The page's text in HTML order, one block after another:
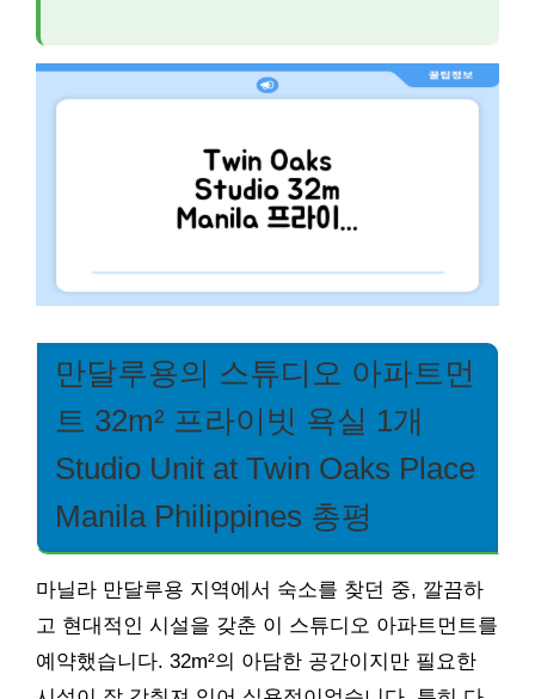
만달루용의 스튜디오 아파트먼
트 32m² 프라이빗 욕실 1개
Studio Unit at Twin Oaks Place
Manila Philippines 총평
마닐라 만달루용 지역에서 숙소를 찾던 중, 깔끔하
고 현대적인 시설을 갖춘 이 스튜디오 아파트먼트를
예약했습니다. 32m²의 아담한 공간이지만 필요한